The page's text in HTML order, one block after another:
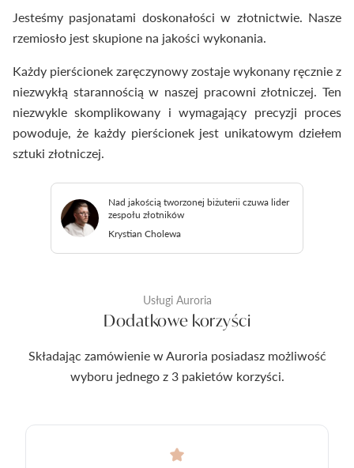
Jesteśmy pasjonatami doskonałości w złotnictwie. Nasze
rzemiosło jest skupione na jakości wykonania.
Każdy pierścionek zaręczynowy zostaje wykonany ręcznie z
niezwykłą starannością w naszej pracowni złotniczej. Ten
niezwykle skomplikowany i wymagający precyzji proces
powoduje, że każdy pierścionek jest unikatowym dziełem
sztuki złotniczej.
Nad jakością tworzonej biżuterii czuwa lider
zespołu złotników
Krystian Cholewa
Usługi Auroria
Dodatkowe korzyści
Składając zamówienie w Auroria posiadasz możliwość
wyboru jednego z 3 pakietów korzyści.